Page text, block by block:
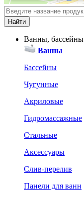
Ванны, бассейны
Ванны
Бассейны
Чугунные
Акриловые
Гидромассажные
Стальные
Аксессуары
Слив-перелив
Панели для ванн